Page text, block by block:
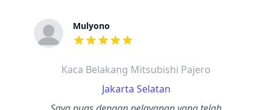
Mulyono
dari ulasan adalah bintang lima
Kaca Belakang Mitsubishi Pajero
Jakarta Selatan